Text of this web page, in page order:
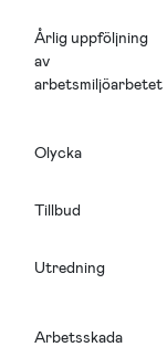
Årlig uppföljning
av
arbetsmiljöarbetet
Olycka
Tillbud
Utredning
Arbetsskada